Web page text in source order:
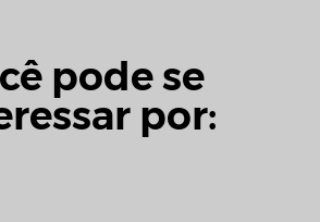
pode se
por: